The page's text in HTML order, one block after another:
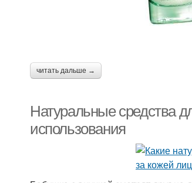
читать дальше →
Натуральные средства
использования